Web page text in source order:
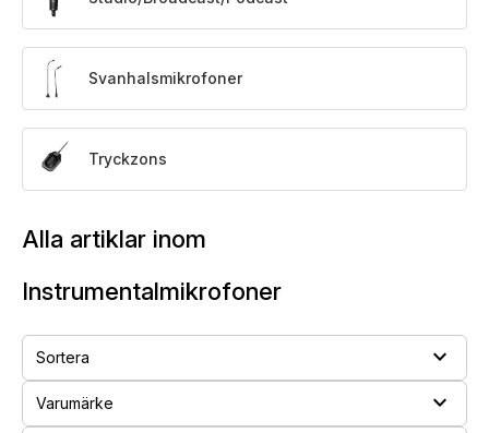
Svanhalsmikrofoner
Tryckzons
Alla artiklar inom
Instrumentalmikrofoner
Sortera expand_more
Varumärke expand_more